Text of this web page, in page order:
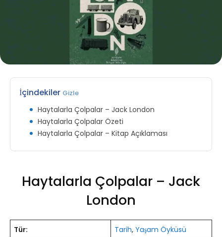
İçindekiler Gizle
Haytalarla Çolpalar – Jack London
Haytalarla Çolpalar Özeti
Haytalarla Çolpalar – Kitap Açıklaması
Haytalarla Çolpalar – Jack
London
Tür: Tarih, Yaşam Öyküsü